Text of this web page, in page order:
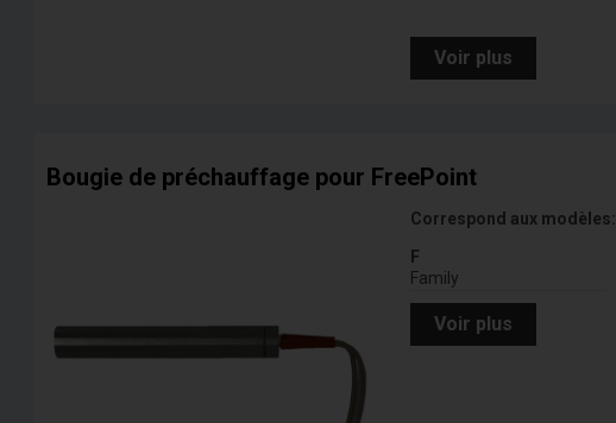
Voir plus
Bougie de préchauffage pour FreePoint
Correspond aux modèles:
F
Family
Voir plus